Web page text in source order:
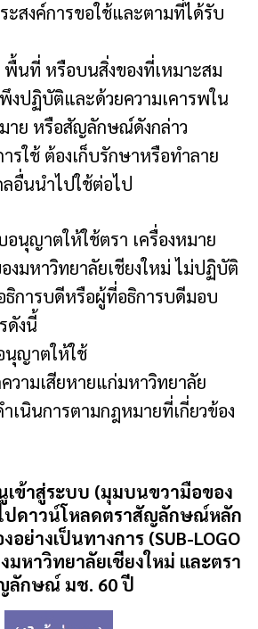
ะสงค์การขอใช้และตามที่ได้รับ
พื้นที่ หรือบนสิ่งของที่เหมาะสม
ปฏิบัติและด้วยความเคารพใน
าย หรือสัญลักษณ์ดังกล่าว
ารใช้ ต้องเก็บรักษาหรือทำลาย
อื่นนำไปใช้ต่อไป
นุญาตให้ใช้ตรา เครื่องหมาย
มหาวิทยาลัยเชียงใหม่ ไม่ปฏิบัติ
ธิการบดีหรือผู้ที่อธิการบดีมอบ
ดังนี้
นุญาตให้ใช้
วามเสียหายแก่มหาวิทยาลัย
ำเนินการตามกฎหมายที่เกี่ยวข้อง
เข้าสู่ระบบ (มุมบนขวามือของ
ปดาวน์โหลดตราสัญลักษณ์หลัก
ย่างเป็นทางการ (SUB-LOGO
งมหาวิทยาลัยเชียงใหม่ และตรา
ลักษณ์ มช. 60 ปี